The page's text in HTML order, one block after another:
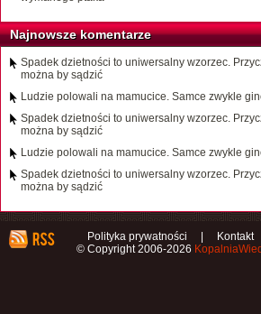
Najnowsze komentarze
Spadek dzietności to uniwersalny wzorzec.
można by sądzić
Ludzie polowali na mamucice. Samce zwykle
Spadek dzietności to uniwersalny wzorzec.
można by sądzić
Ludzie polowali na mamucice. Samce zwykle
Spadek dzietności to uniwersalny wzorzec.
można by sądzić
Polityka prywatności Kontakt
© Copyright 2006-2026